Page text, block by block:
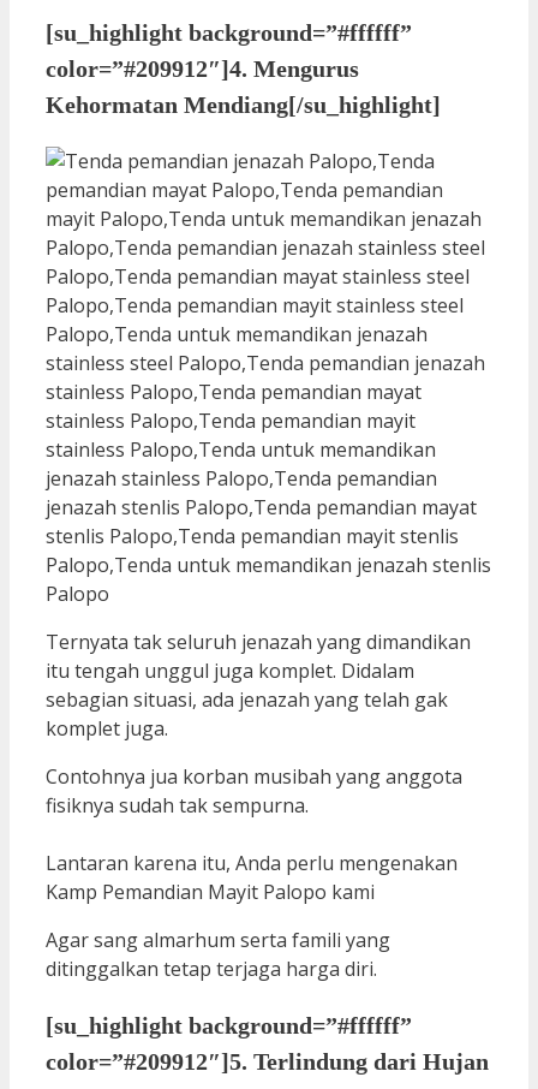
[su_highlight background=”#ffffff”
color=”#209912″]4. Mengurus
Kehormatan Mendiang[/su_highlight]
Ternyata tak seluruh jenazah yang dimandikan
itu tengah unggul juga komplet. Didalam
sebagian situasi, ada jenazah yang telah gak
komplet juga.
Contohnya jua korban musibah yang anggota
fisiknya sudah tak sempurna.
Lantaran karena itu, Anda perlu mengenakan
Kamp Pemandian Mayit Palopo kami
Agar sang almarhum serta famili yang
ditinggalkan tetap terjaga harga diri.
[su_highlight background=”#ffffff”
color=”#209912″]5. Terlindung dari Hujan